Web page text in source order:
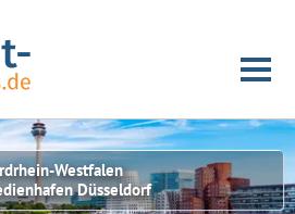
Westfalen
Düsseldorf